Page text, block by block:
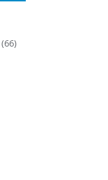
(66)